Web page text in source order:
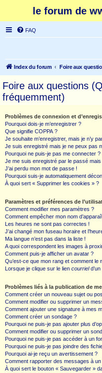
le forum de
FAQ
Index du forum Foire aux
Foire aux questions
fréquemment)
Problèmes de connexion et
Pourquoi dois-je m’enregistrer ?
Que signifie COPPA ?
Je souhaite m’enregistrer, mais je n’y
Je suis enregistré mais je ne peux pas
Pourquoi ne puis-je pas me connecter ?
Je me suis enregistré par le passé
J’ai perdu mon mot de passe !
Pourquoi suis-je automatiquement
À quoi sert « Supprimer les cookies » ?
Paramètres et préférences de
Comment modifier mes paramètres ?
Comment empêcher mon nom
Les heures ne sont pas correctes !
J’ai changé mon fuseau horaire et
Ma langue n’est pas dans la liste !
A quoi correspondent les images à
Comment puis-je afficher un avatar ?
Qu’est-ce que mon rang et comment le
Lorsque je clique sur le lien courriel
Problèmes liés à la publication de
Comment créer un nouveau sujet ou
Comment modifier ou supprimer un
Comment ajouter une signature à mes
Comment créer un sondage ?
Pourquoi ne puis-je pas ajouter plus
Comment modifier ou supprimer un
Pourquoi ne puis-je pas accéder à un
Pourquoi ne puis-je pas joindre des
Pourquoi ai-je reçu un avertissement ?
Comment rapporter des messages à
À quoi sert le bouton « Sauvegarder »